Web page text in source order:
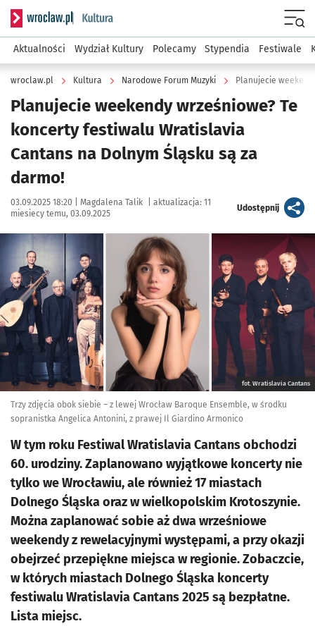
Serwis informacyjny wroclaw.pl podserwis: Kultura
Aktualności Wydział Kultury Polecamy Stypendia Festiwale
wroclaw.pl Kultura Narodowe Forum Muzyki
Planujecie weekendy wrześniowe? Te
koncerty festiwalu Wratislavia
Cantans na Dolnym Śląsku są za
darmo!
Data publikacji:
03.09.2025 18:20 | Autor:
Magdalena Talik aktualizacja: 11
miesiecy temu, 03.09.2025
Udostępnijartykuł
Kliknij, aby powiększyć
fot. Wratislavia Cantans
Trzy zdjęcia obok siebie – z lewej Wrocław Baroque Ensemble, w środku
sopranistka Angelica Antonini, z prawej Il Giardino Armonico
W tym roku Festiwal Wratislavia Cantans obchodzi
60. urodziny. Zaplanowano wyjątkowe koncerty nie
tylko we Wrocławiu, ale również 17 miastach
Dolnego Śląska oraz w wielkopolskim Krotoszynie.
Można zaplanować sobie aż dwa wrześniowe
weekendy z rewelacyjnymi występami, a przy okazji
obejrzeć przepiękne miejsca w regionie. Zobaczcie,
w których miastach Dolnego Śląska koncerty
festiwalu Wratislavia Cantans 2025 są bezpłatne.
Lista miejsc.